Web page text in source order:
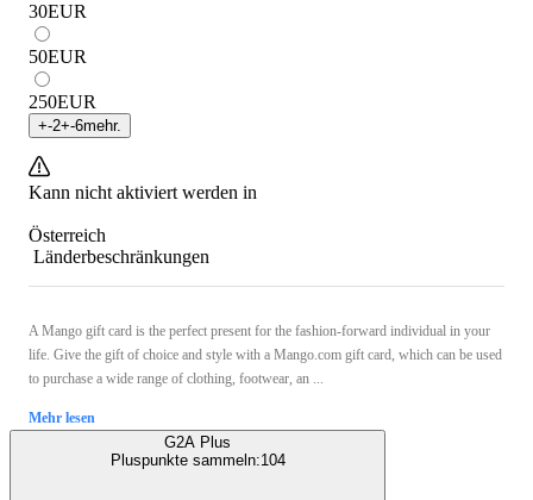
30EUR
50EUR
250EUR
+-2+-6mehr.
Kann nicht aktiviert werden in
Österreich
Länderbeschränkungen
A Mango gift card is the perfect present for the fashion-forward individual in your
life. Give the gift of choice and style with a Mango.com gift card, which can be used
to purchase a wide range of clothing, footwear, an ...
Mehr lesen
G2A Plus
Pluspunkte sammeln:104